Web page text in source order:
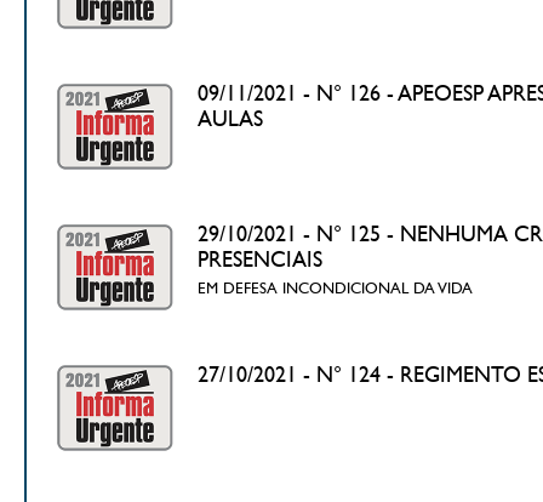
09/11/2021 - N° 126 - APEOESP
AULAS
29/10/2021 - N° 125 - NENHUMA
PRESENCIAIS
EM DEFESA INCONDICIONAL DA VIDA
27/10/2021 - N° 124 - REGIMENTO